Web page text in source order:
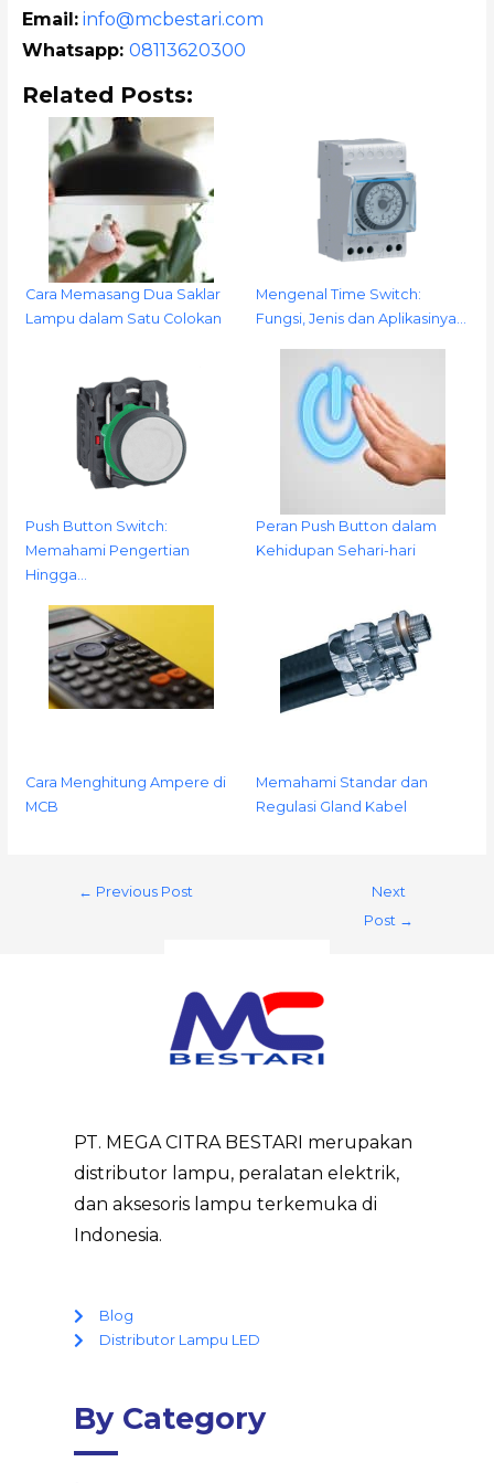
Email: info@mcbestari.com
Whatsapp: 08113620300
Related Posts:
Cara Memasang Dua Saklar
Lampu dalam Satu Colokan
Mengenal Time Switch:
Fungsi, Jenis dan Aplikasinya…
Push Button Switch:
Memahami Pengertian
Hingga…
Peran Push Button dalam
Kehidupan Sehari-hari
Cara Menghitung Ampere di
MCB
Memahami Standar dan
Regulasi Gland Kabel
← Previous Post
Next
Post →
PT. MEGA CITRA BESTARI merupakan
distributor lampu, peralatan elektrik,
dan aksesoris lampu terkemuka di
Indonesia.
Blog
Distributor Lampu LED
By Category